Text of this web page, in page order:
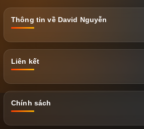
Thông tin về David Nguyễn
Liên kết
Chính sách